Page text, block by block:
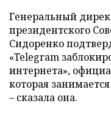
Генеральный
президентского
Сидоренко
«Telegram
интернета»,
которая
– сказала она.